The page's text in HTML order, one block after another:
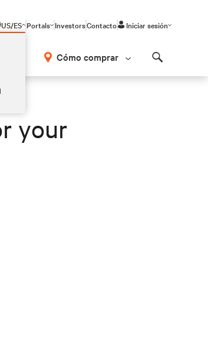
US/ES Portals InvestorsContacto Iniciar sesión
Cómo comprar
your